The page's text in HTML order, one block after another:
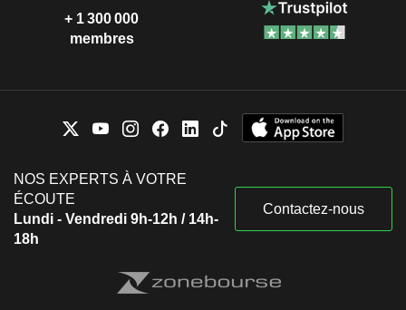
+ 1 300 000
membres
NOS EXPERTS À VOTRE
ÉCOUTE
Lundi - Vendredi 9h-12h / 14h-
18h
Contactez-nous